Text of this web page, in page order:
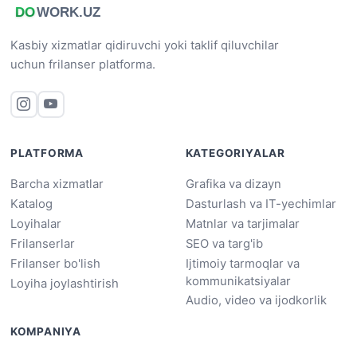
Kasbiy xizmatlar qidiruvchi yoki taklif qiluvchilar
uchun frilanser platforma.
PLATFORMA
Barcha xizmatlar
Katalog
Loyihalar
Frilanserlar
Frilanser bo'lish
Loyiha joylashtirish
KATEGORIYALAR
Grafika va dizayn
Dasturlash va IT-yechimlar
Matnlar va tarjimalar
SEO va targ'ib
Ijtimoiy tarmoqlar va
kommunikatsiyalar
Audio, video va ijodkorlik
KOMPANIYA